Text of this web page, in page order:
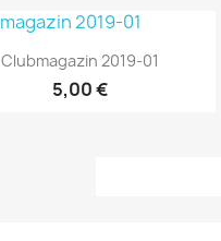
Vorschau
Clubmagazin 2019-01
5,00 €